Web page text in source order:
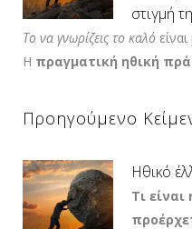
στιγμή
Το να γνωρίζεις το καλό
Η πραγματική ηθική
Προηγούμενο
Ηθικό
Τι είναι